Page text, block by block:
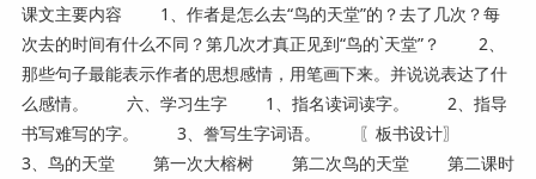
课文主要内容 1、作者是怎么去“鸟的天堂”的？去了几次？每
次去的时间有什么不同？第几次才真正见到“鸟的`天堂”？ 2、
那些句子最能表示作者的思想感情，用笔画下来。并说说表达了什
么感情。 六、学习生字 1、指名读词读字。 2、指导
书写难写的字。 3、誊写生字词语。 〖板书设计〗
3、鸟的天堂 第一次大榕树 第二次鸟的天堂 第二课时